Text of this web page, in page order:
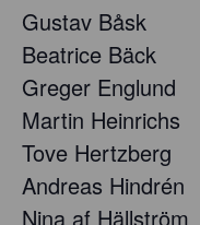
Gustav Båsk
Beatrice Bäck
Greger Englund
Martin Heinrichs
Tove Hertzberg
Andreas Hindrén
Nina af Hällström